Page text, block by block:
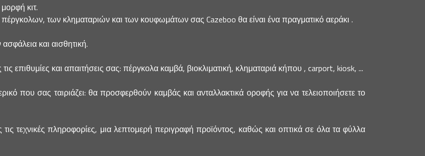
κιτ.
των κληματαριών και των κουφωμάτων σας Cazeboo θα είναι ένα πραγματικό αεράκι .
και αισθητική.
επιθυμίες και απαιτήσεις σας: πέργκολα καμβά, βιοκλιματική, κληματαριά κήπου , carport, kiosk, ...
που σας ταιριάζει: θα προσφερθούν καμβάς και ανταλλακτικά οροφής για να τελειοποιήσετε το
τεχνικές πληροφορίες, μια λεπτομερή περιγραφή προϊόντος, καθώς και οπτικά σε όλα τα φύλλα